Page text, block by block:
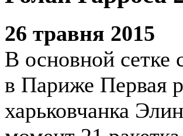
26 травня 2015
В основной сетке
в Париже Первая
харьковчанка